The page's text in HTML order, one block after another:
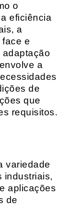
o
eficiência
a
e
a
de
que
requisitos.
variedade
industriais,
aplicações
de